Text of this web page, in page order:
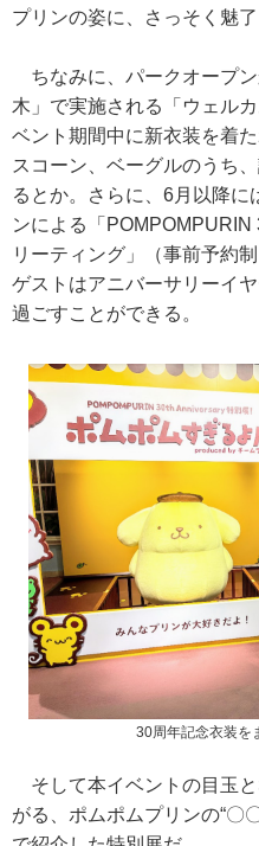
プリンの姿に、さっそく魅了
ちなみに、パークオープ
木」で実施される「ウェル
ベント期間中に新衣装を着
スコーン、ベーグルのうち
るとか。さらに、6月以降に
ンによる「
リーティング」（事前予約
ゲストはアニバーサリーイ
過ごすことができる。
30周年記念衣装を
そして本イベントの目玉
がる、ポムポムプリンの“〇